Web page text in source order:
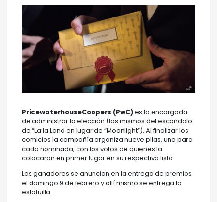
PricewaterhouseCoopers (PwC)es la encargada
de administrar la elección (los mismos del escándalo
de “La la Land en lugar de “Moonlight”). Al finalizar los
comicios la compañía organiza nueve pilas, una para
cada nominada, con los votos de quienes la
colocaron en primer lugar en su respectiva lista.
Los ganadores se anuncian en la entrega de premios
el domingo 9 de febrero y allí mismo se entrega la
estatuilla.